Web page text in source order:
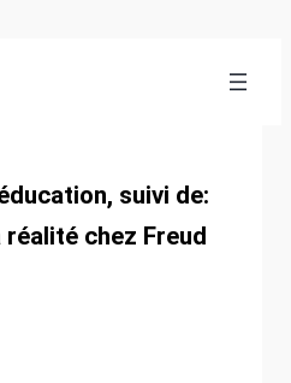
suivi de:
chez Freud